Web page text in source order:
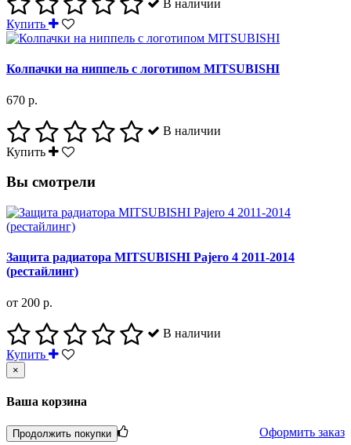
В наличии
Купить
Колпачки на ниппель с логотипом MITSUBISHI
670 р.
В наличии
Купить
Вы смотрели
Защита радиатора MITSUBISHI Pajero 4 2011-2014
(рестайлинг)
от 200 р.
В наличии
Купить
×
Ваша корзина
Продолжить покупки Оформить заказ